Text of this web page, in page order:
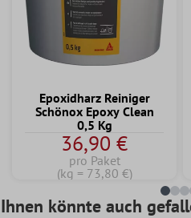
Epoxidharz Reiniger
Schönox Epoxy Clean
0,5 Kg
36,90 €
pro Paket
(kg = 73,80 €)
Ihnen könnte auch